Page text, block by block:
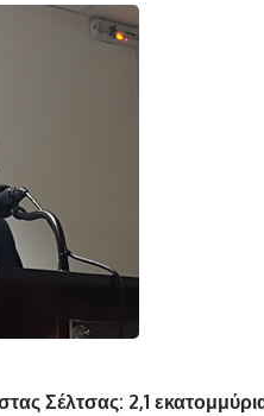
Σέλτσας: 2,1